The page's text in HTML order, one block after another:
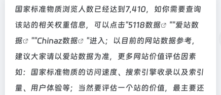
国家标准物质浏览人数已经达到7,410，如你需要查询
该站的相关权重信息，可以点击"5118数据 ""爱站数
据
""Chinaz数据
"进入；以目前的网站数据参考，
建议大家请以爱站数据为准，更多网站价值评估因素
如：国家标准物质的访问速度、搜索引擎收录以及索引
量、用户体验等；当然要评估一个站的价值，最主要还